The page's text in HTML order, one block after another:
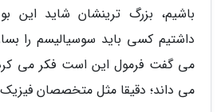
باشیم، بزرگ ترینشان شاید این
داشتیم کسی باید سوسیالیسم را
می گفت فرمول این است فکر می
می داند؛ دقیقا مثل متخصصان